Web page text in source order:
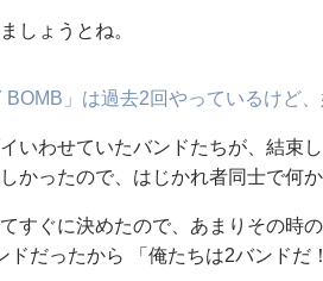
しょうとね。
」は過去2回やっているけど
いわせていたバンドたちが、結束
かったので、はじかれ者同士で何
すぐに決めたので、あまりその時
ドだったから 「俺たちは2バンドだ